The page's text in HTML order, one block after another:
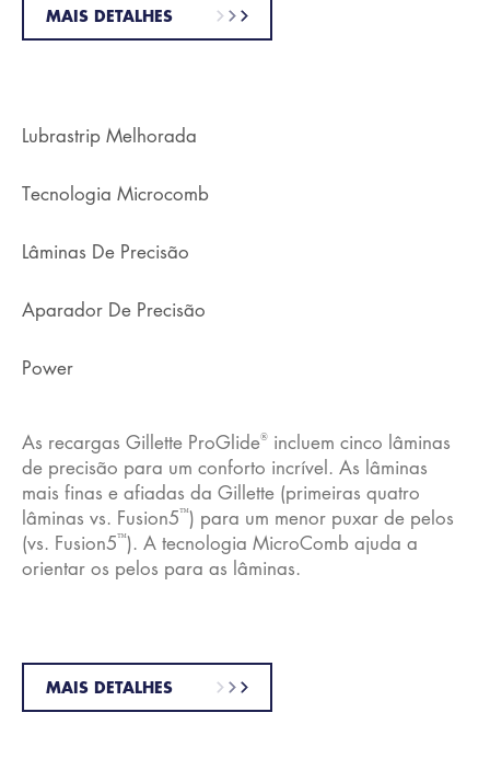
MAIS DETALHES
Lubrastrip Melhorada
Tecnologia Microcomb
Lâminas De Precisão
Aparador De Precisão
Power
As recargas Gillette ProGlide® incluem cinco lâminas
de precisão para um conforto incrível. As lâminas
mais finas e afiadas da Gillette (primeiras quatro
lâminas vs. Fusion5™) para um menor puxar de pelos
(vs. Fusion5™). A tecnologia MicroComb ajuda a
orientar os pelos para as lâminas.
MAIS DETALHES